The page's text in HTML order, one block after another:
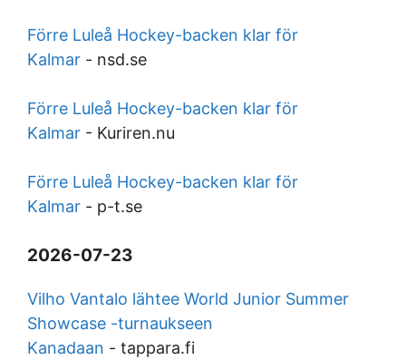
Förre Luleå Hockey-backen klar för
Kalmar - nsd.se
Förre Luleå Hockey-backen klar för
Kalmar - Kuriren.nu
Förre Luleå Hockey-backen klar för
Kalmar - p-t.se
2026-07-23
Vilho Vantalo lähtee World Junior Summer
Showcase -turnaukseen
Kanadaan - tappara.fi